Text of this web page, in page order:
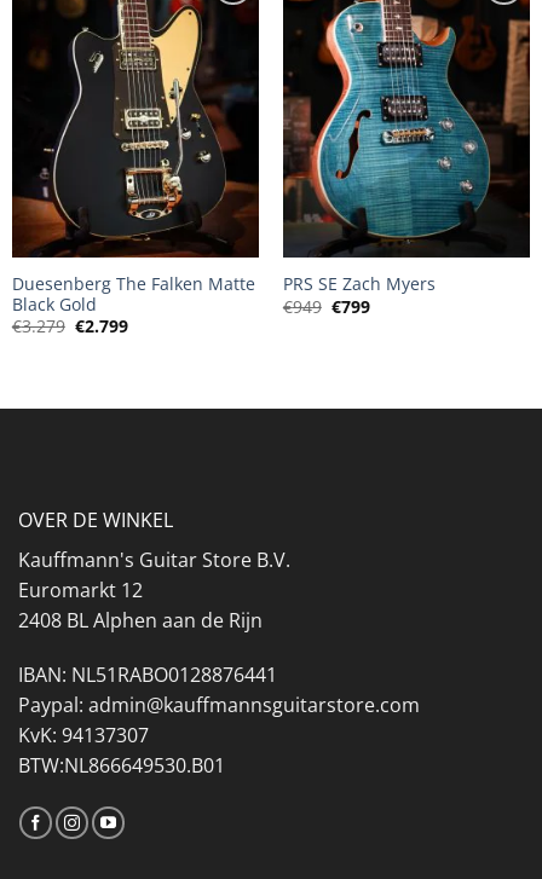
Duesenberg The Falken Matte
Black Gold
€3.279 Oorspronkelijke
prijs
€2.799Huidige
PRS SE Zach Myers
€949 Oorspronkelijke
prijs
€799Huidige
OVER DE WINKEL
Kauffmann's Guitar Store B.V.
Euromarkt 12
2408 BL Alphen aan de Rijn
IBAN: NL51RABO0128876441
Paypal: admin@kauffmannsguitarstore.com
KvK: 94137307
BTW:NL866649530.B01